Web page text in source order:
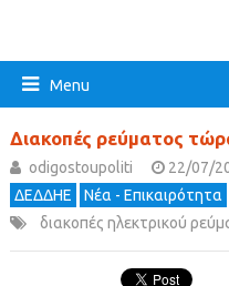
Menu
Διακοπές ρεύματος
odigostoupoliti
22/07/
ΔΕΔΔΗΕ
Νέα - Επικαιρότητα
διακοπές ηλεκτρικού